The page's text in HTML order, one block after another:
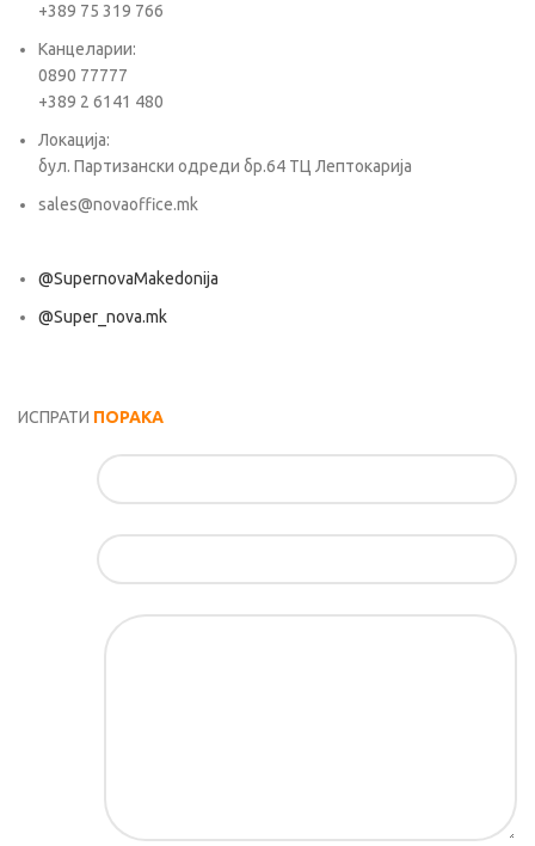
+389 75 319 766
Канцеларии:
0890 77777
+389 2 6141 480
Локација:
бул. Партизански одреди бр.64 ТЦ Лептокарија
sales@novaoffice.mk
@SupernovaMakedonija
@Super_nova.mk
ИСПРАТИ ПОРАКА